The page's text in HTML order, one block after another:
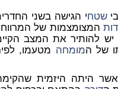
שטחי הגישה בשני
המצומצמות של
יש להותיר את המצב
של המומחה מטעמו,
היתה היזמית שהקימה